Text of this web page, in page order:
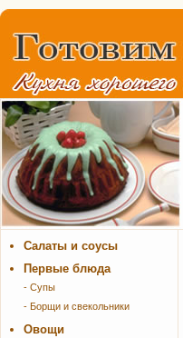
Салаты и соусы
Первые блюда
- Супы
- Борщи и свекольники
Овощи